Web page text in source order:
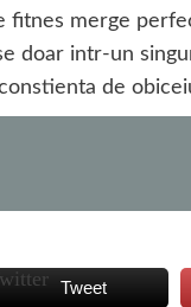
fitnes merge
doar intr-un
de
Tweet